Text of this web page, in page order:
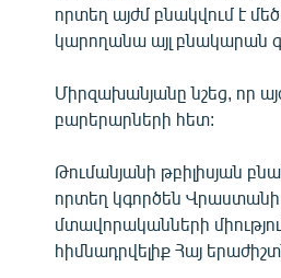
որտեղ այժմ բնակվում է
կարողանա այլ բնակարան
Միրզախանյանը նշեց, որ
բարերարների հետ:
Թումանյանի թբիլիսյան
որտեղ կգործեն Վրաստանի
մտավորականների
հիմնադրվելիք Հայ